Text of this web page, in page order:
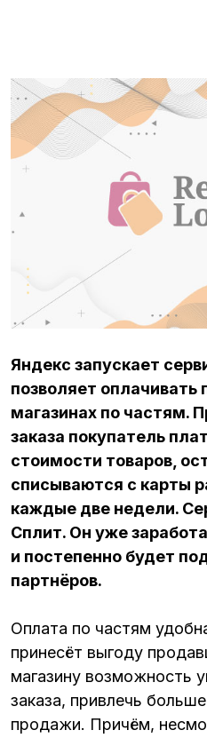
Яндекс запускает
позволяет оплачивать
магазинах по частям.
заказа покупатель
стоимости товаров,
списываются с карты
каждые две недели.
Сплит. Он уже
и постепенно будет
партнёров.
Оплата по частям
принесёт выгоду
магазину возможность
заказа, привлечь
продажи. Причём,